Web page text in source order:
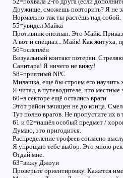
Дружище, сможешь повторить? Я не
Нормально так ты растёшь над собой.
55=увидел Майка
Противник опознан. Это Майк.
А вот и спецназ... Майк! Как житуха,
56=ослеплён
Визуальный контакт потерян.
Санитара! Я ничего не вижу!
58=приятный NPC
Милашка, еще бы строем его научить
Я читал, в путеводителе, что
60=в секторе ещё остались враги
Этот район зачищен не до конца.
Тут полно врагов. Не пропустите их в
61 и 62=нашёл особый предмет /
Думаю, это пригодится.
Распределение трофеев согласно
Я упрощаю тебе выбор. Это мною
Отдай мне.
63=вижу Джоуи
Проверьте ориентировку. Кажется